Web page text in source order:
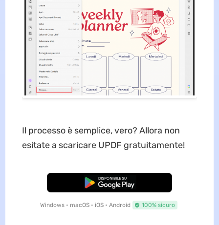
Il processo è semplice, vero? Allora non
esitate a scaricare UPDF gratuitamente!
Download Gratis
Windows • macOS • iOS • Android 100% sicuro